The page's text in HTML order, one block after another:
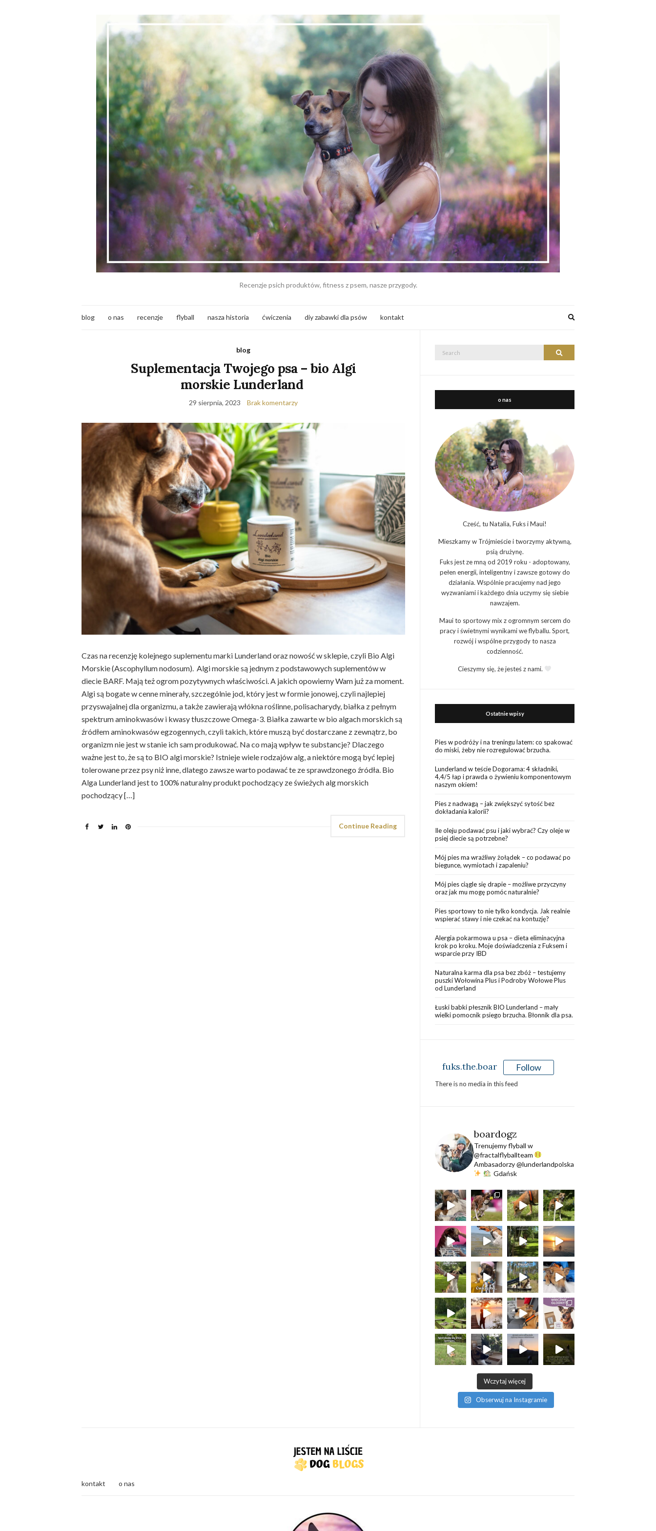
Recenzje psich produktów, fitness z psem, nasze przygody.
blog o nas recenzje flyball nasza historia ćwiczenia diy zabawki dla psów kontakt
blog
Suplementacja Twojego psa – bio Algi
morskie Lunderland
29 sierpnia, 2023 Brak komentarzy
Czas na recenzję kolejnego suplementu marki Lunderland oraz nowość w sklepie, czyli Bio Algi
Morskie (Ascophyllum nodosum). Algi morskie są jednym z podstawowych suplementów w
diecie BARF. Mają też ogrom pozytywnych właściwości. A jakich opowiemy Wam już za moment.
Algi są bogate w cenne minerały, szczególnie jod, który jest w formie jonowej, czyli najlepiej
przyswajalnej dla organizmu, a także zawierają włókna roślinne, polisacharydy, białka z pełnym
spektrum aminokwasów i kwasy tłuszczowe Omega-3. Białka zawarte w bio algach morskich są
źródłem aminokwasów egzogennych, czyli takich, które muszą być dostarczane z zewnątrz, bo
organizm nie jest w stanie ich sam produkować. Na co mają wpływ te substancje? Dlaczego
ważne jest to, że są to BIO algi morskie? Istnieje wiele rodzajów alg, a niektóre mogą być lepiej
tolerowane przez psy niż inne, dlatego zawsze warto podawać te ze sprawdzonego źródła. Bio
Alga Lunderland jest to 100% naturalny produkt pochodzący ze świeżych alg morskich
pochodzący […]
Continue Reading
Search
o nas
Cześć, tu Natalia, Fuks i Maui!
Mieszkamy w Trójmieście i tworzymy aktywną,
psią drużynę.
Fuks jest ze mną od 2019 roku - adoptowany,
pełen energii, inteligentny i zawsze gotowy do
działania. Wspólnie pracujemy nad jego
wyzwaniami i każdego dnia uczymy się siebie
nawzajem.
Maui to sportowy mix z ogromnym sercem do
pracy i świetnymi wynikami we flyballu. Sport,
rozwój i wspólne przygody to nasza
codzienność.
Cieszymy się, że jesteś z nami.
Ostatnie wpisy
Pies w podróży i na treningu latem: co spakować
do miski, żeby nie rozregulować brzucha.
Lunderland w teście Dogorama: 4 składniki,
4,4/5 łap i prawda o żywieniu komponentowym
naszym okiem!
Pies z nadwagą – jak zwiększyć sytość bez
dokładania kalorii?
Ile oleju podawać psu i jaki wybrać? Czy oleje w
psiej diecie są potrzebne?
Mój pies ma wrażliwy żołądek – co podawać po
biegunce, wymiotach i zapaleniu?
Mój pies ciągle się drapie – możliwe przyczyny
oraz jak mu mogę pomóc naturalnie?
Pies sportowy to nie tylko kondycja. Jak realnie
wspierać stawy i nie czekać na kontuzję?
Alergia pokarmowa u psa – dieta eliminacyjna
krok po kroku. Moje doświadczenia z Fuksem i
wsparcie przy IBD
Naturalna karma dla psa bez zbóż – testujemy
puszki Wołowina Plus i Podroby Wołowe Plus
od Lunderland
Łuski babki płesznik BIO Lunderland – mały
wielki pomocnik psiego brzucha. Błonnik dla psa.
fuks.the.boar Follow
There is no media in this feed
boardogz
Trenujemy flyball w
@fractalflyballteam
Ambasadorzy @lunderlandpolska
Gdańsk
Wczytaj więcej
Obserwuj na Instagramie
kontakt o nas